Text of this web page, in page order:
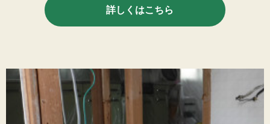
詳しくはこちら